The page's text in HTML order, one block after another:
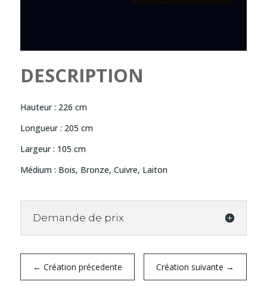
DESCRIPTION
Hauteur : 226 cm
Longueur : 205 cm
Largeur : 105 cm
Médium : Bois, Bronze, Cuivre, Laiton
Demande de prix
← Création précedente Création suivante →